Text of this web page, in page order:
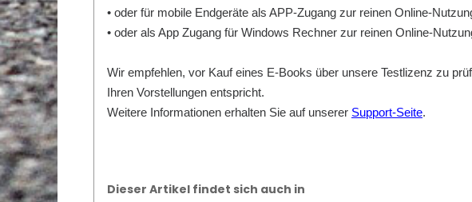
• oder für mobile Endgeräte als APP-Zugang zur reinen Online-
• oder als App Zugang für Windows Rechner zur reinen Online-
Wir empfehlen, vor Kauf eines E-Books über unsere Testlizenz zu
Ihren Vorstellungen entspricht.
Weitere Informationen erhalten Sie auf unserer Support-Seite.
Dieser Artikel findet sich auch in